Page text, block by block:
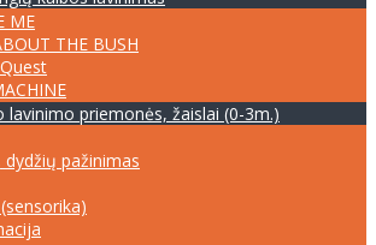
ME
THE BUSH
lavinimo priemonės, žaislai (0-3m.)
pažinimas